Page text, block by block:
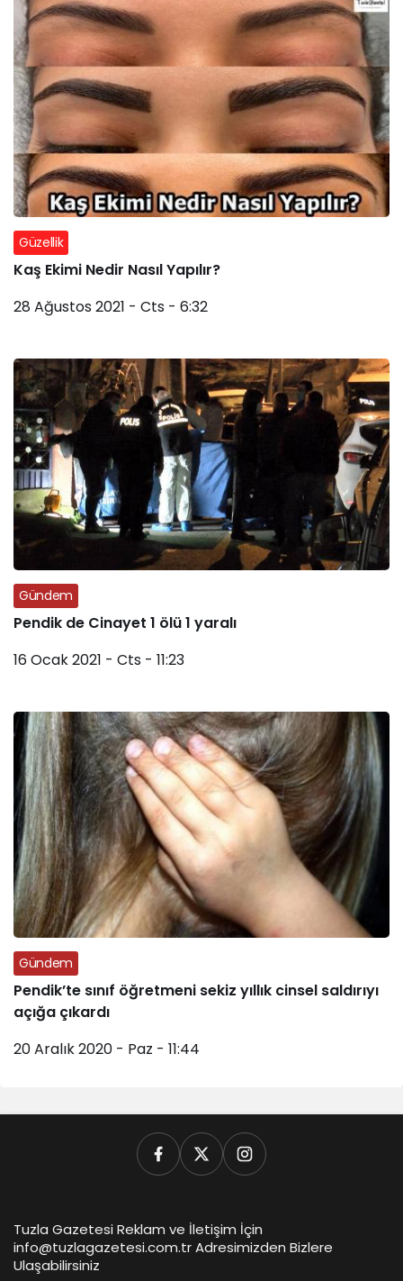
Güzellik
Kaş Ekimi Nedir Nasıl Yapılır?
28 Ağustos 2021 - Cts - 6:32
Gündem
Pendik de Cinayet 1 ölü 1 yaralı
16 Ocak 2021 - Cts - 11:23
Gündem
Pendik’te sınıf öğretmeni sekiz yıllık cinsel saldırıyı
açığa çıkardı
20 Aralık 2020 - Paz - 11:44
Tuzla Gazetesi Reklam ve İletişim İçin
info@tuzlagazetesi.com.tr Adresimizden Bizlere
Ulaşabilirsiniz